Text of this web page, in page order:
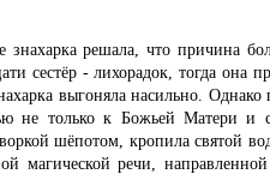
знахарка решала, что причина
сестёр - лихорадок, тогда она
выгоняла насильно.
не только к Божьей Матери и
шёпотом, кропила святой
магической речи,